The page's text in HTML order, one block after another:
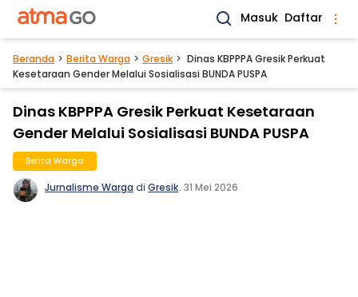
Masuk Daftar
Beranda Berita Warga Gresik
Dinas KBPPPA Gresik Perkuat
Kesetaraan Gender Melalui Sosialisasi BUNDA PUSPA
Dinas KBPPPA Gresik Perkuat Kesetaraan
Gender Melalui Sosialisasi BUNDA PUSPA
Berita Warga
Jurnalisme Warga di Gresik. 31 Mei 2026